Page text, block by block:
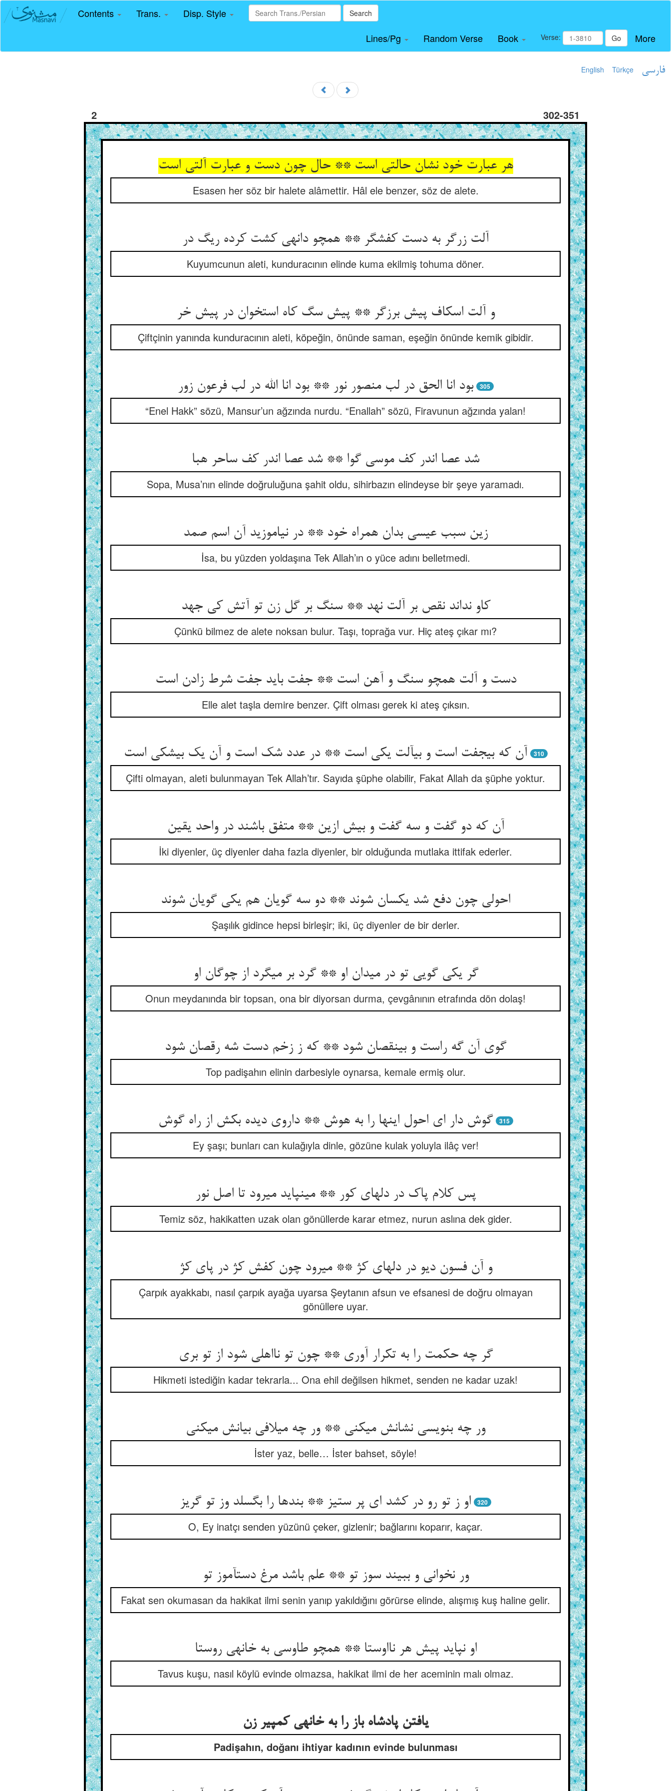
Contents Trans. Disp. Style Search
Lines/Pg Random Verse Book Verse: Go More
English Türkçe فارسی
2 302-351
هر عبارت خود نشان حالتی است ** حال چون دست و عبارت آلتی است‏
Esasen her söz bir halete alâmettir. Hâl ele benzer, söz de alete.
آلت زرگر به دست کفشگر ** همچو دانه‏ی کشت کرده ریگ در
Kuyumcunun aleti, kunduracının elinde kuma ekilmiş tohuma döner.
و آلت اسکاف پیش برزگر ** پیش سگ کاه استخوان در پیش خر
Çiftçinin yanında kunduracının aleti, köpeğin, önünde saman, eşeğin önünde kemik gibidir.
بود انا الحق در لب منصور نور ** بود انا الله در لب فرعون زور 305
“Enel Hakk” sözü, Mansur’un ağzında nurdu. “Enallah” sözü, Firavunun ağzında yalan!
شد عصا اندر کف موسی گوا ** شد عصا اندر کف ساحر هبا
Sopa, Musa’nın elinde doğruluğuna şahit oldu, sihirbazın elindeyse bir şeye yaramadı.
زین سبب عیسی بدان همراه خود ** در نیاموزید آن اسم صمد
İsa, bu yüzden yoldaşına Tek Allah’ın o yüce adını belletmedi.
کاو نداند نقص بر آلت نهد ** سنگ بر گل زن تو آتش کی جهد
Çünkü bilmez de alete noksan bulur. Taşı, toprağa vur. Hiç ateş çıkar mı?
دست و آلت همچو سنگ و آهن است ** جفت باید جفت شرط زادن است‏
Elle alet taşla demire benzer. Çift olması gerek ki ateş çıksın.
آن که بی‏جفت است و بی‏آلت یکی است ** در عدد شک است و آن یک بی‏شکی است‏ 310
Çifti olmayan, aleti bulunmayan Tek Allah’tır. Sayıda şüphe olabilir, Fakat Allah da şüphe yoktur.
آن که دو گفت و سه گفت و بیش ازین ** متفق باشند در واحد یقین‏
İki diyenler, üç diyenler daha fazla diyenler, bir olduğunda mutlaka ittifak ederler.
احولی چون دفع شد یکسان شوند ** دو سه گویان هم یکی گویان شوند
Şaşılık gidince hepsi birleşir; iki, üç diyenler de bir derler.
گر یکی گویی تو در میدان او ** گرد بر می‏گرد از چوگان او
Onun meydanında bir topsan, ona bir diyorsan durma, çevgânının etrafında dön dolaş!
گوی آن گه راست و بی‏نقصان شود ** که ز زخم دست شه رقصان شود
Top padişahın elinin darbesiyle oynarsa, kemale ermiş olur.
گوش دار ای احول اینها را به هوش ** داروی دیده بکش از راه گوش‏ 315
Ey şaşı; bunları can kulağıyla dinle, gözüne kulak yoluyla ilâç ver!
پس کلام پاک در دلهای کور ** می‏نپاید می‏رود تا اصل نور
Temiz söz, hakikatten uzak olan gönüllerde karar etmez, nurun aslına dek gider.
و آن فسون دیو در دلهای کژ ** می‏رود چون کفش کژ در پای کژ
Çarpık ayakkabı, nasıl çarpık ayağa uyarsa Şeytanın afsun ve efsanesi de doğru olmayan
gönüllere uyar.
گر چه حکمت را به تکرار آوری ** چون تو نااهلی شود از تو بری‏
Hikmeti istediğin kadar tekrarla... Ona ehil değilsen hikmet, senden ne kadar uzak!
ور چه بنویسی نشانش می‏کنی ** ور چه می‏لافی بیانش می‏کنی‏
İster yaz, belle… İster bahset, söyle!
او ز تو رو در کشد ای پر ستیز ** بندها را بگسلد وز تو گریز 320
O, Ey inatçı senden yüzünü çeker, gizlenir; bağlarını koparır, kaçar.
ور نخوانی و ببیند سوز تو ** علم باشد مرغ دست‏آموز تو
Fakat sen okumasan da hakikat ilmi senin yanıp yakıldığını görürse elinde, alışmış kuş haline gelir.
او نپاید پیش هر نااوستا ** همچو طاوسی به خانه‏ی روستا
Tavus kuşu, nasıl köylü evinde olmazsa, hakikat ilmi de her aceminin malı olmaz.
یافتن پادشاه باز را به خانه‏ی کمپیر زن
Padişahın, doğanı ihtiyar kadının evinde bulunması